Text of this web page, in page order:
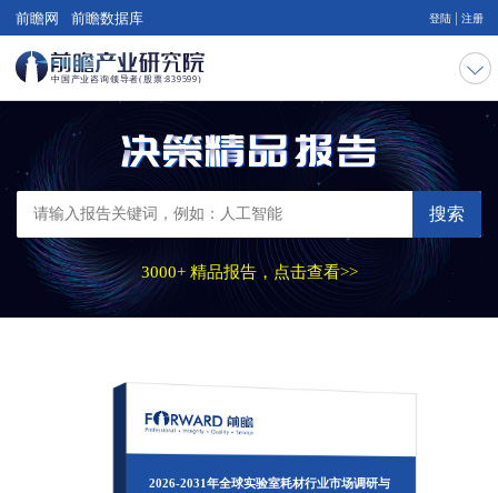
前瞻网 前瞻数据库 登陆 注册
搜索
3000+ 精品报告，点击查看>>
2026-2031年全球实验室耗材行业市场调研与